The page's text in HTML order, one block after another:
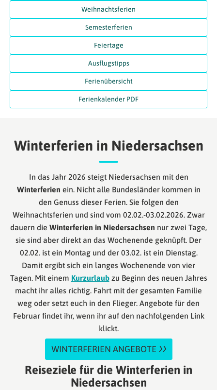
Weihnachtsferien
Semesterferien
Feiertage
Ausflugstipps
Ferienübersicht
Ferienkalender PDF
Winterferien in Niedersachsen
In das Jahr 2026 steigt Niedersachsen mit den
Winterferien ein. Nicht alle Bundesländer kommen in
den Genuss dieser Ferien. Sie folgen den
Weihnachtsferien und sind vom 02.02.-03.02.2026. Zwar
dauern die Winterferien in Niedersachsen nur zwei Tage,
sie sind aber direkt an das Wochenende geknüpft. Der
02.02. ist ein Montag und der 03.02. ist ein Dienstag.
Damit ergibt sich ein langes Wochenende von vier
Tagen. Mit einem Kurzurlaubzu Beginn des neuen Jahres
macht ihr alles richtig. Fahrt mit der gesamten Familie
weg oder setzt euch in den Flieger. Angebote für den
Februar findet ihr, wenn ihr auf den nachfolgenden Link
klickt.
WINTERFERIEN ANGEBOTE
Reiseziele für die Winterferien in
Niedersachsen